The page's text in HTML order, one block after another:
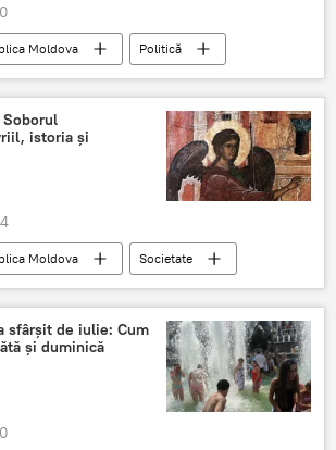
Moldova
Politică
Parlament
președintele
Soborul
istoria și
Moldova
Societate
Gavriil
istorie
calendar ortodox 2019 iulie
sfârșit de iulie: Cum
și duminică